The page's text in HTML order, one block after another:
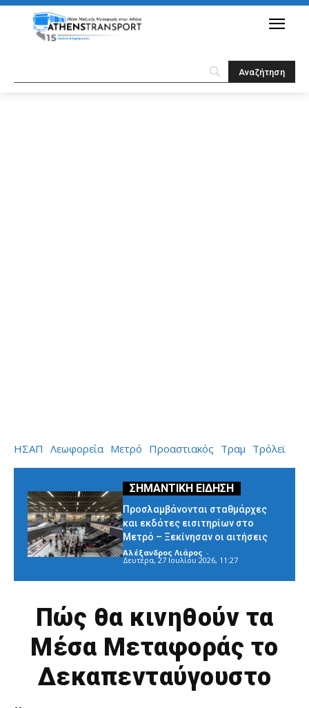
ΗΣΑΠ Λεωφορεία Μετρό Προαστιακός Τραμ Τρόλεϊ
Προσλαμβάνονται σταθμάρχες
και εκδότες εισιτηρίων στο
Μετρό – Ξεκίνησαν οι αιτήσεις
Αλέξανδρος Λιάρος -
Δευτέρα, 27 Ιουλίου 2026, 11:27
Πώς θα κινηθούν τα
Μέσα Μεταφοράς το
Δεκαπενταύγουστο